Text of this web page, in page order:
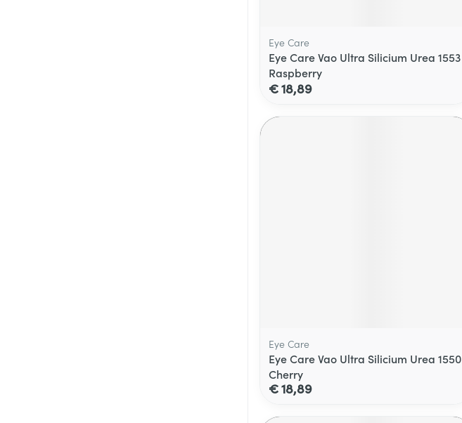
Eye Care
Eye Care Vao Ultra Silicium Urea 1553
Raspberry
€ 18,89
Eye Care
Eye Care Vao Ultra Silicium Urea 1550
Cherry
€ 18,89